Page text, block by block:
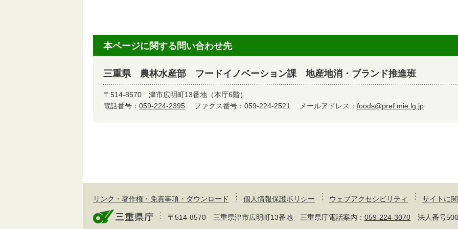
本ページに関する問い合わせ先
三重県 農林水産部 フードイノベーション課 地産地消・ブランド推進班
〒514-8570 津市広明町13番地（本庁6階）
電話番号： 059-224-2395 ファクス番号：059-224-2521 メールアドレス： foods@pref.mie.lg.jp
リンク・著作権・免責事項・ダウンロード 個人情報保護ポリシー ウェブアクセシビリティ サイトに
〒514-8570 三重県津市広明町13番地 三重県庁電話案内： 059-224-3070 法人番号